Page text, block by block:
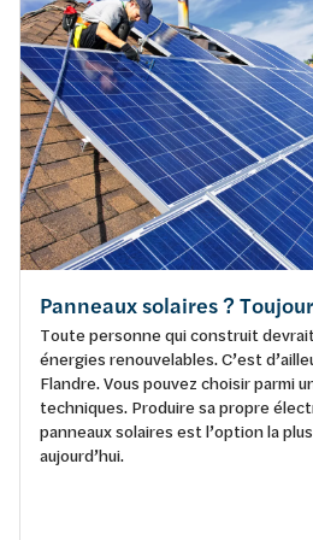
Panneaux solaires ?
Toute personne qui construit
énergies renouvelables. C’est
Flandre. Vous pouvez choisir parmi
techniques. Produire sa propre
panneaux solaires est l’option la
aujourd’hui.